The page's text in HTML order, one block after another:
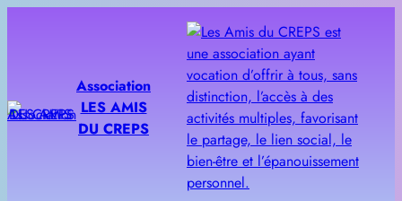
Association
LES AMIS
DU CREPS